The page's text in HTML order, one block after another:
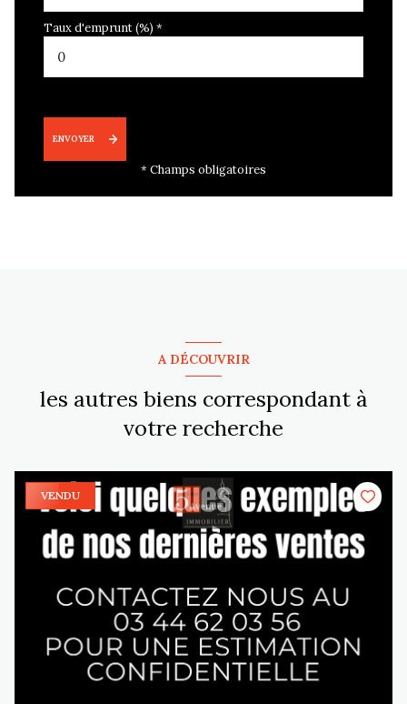
Taux d'emprunt (%) *
ENVOYER
* Champs obligatoires
A DÉCOUVRIR
les autres biens correspondant à
votre recherche
VENDU